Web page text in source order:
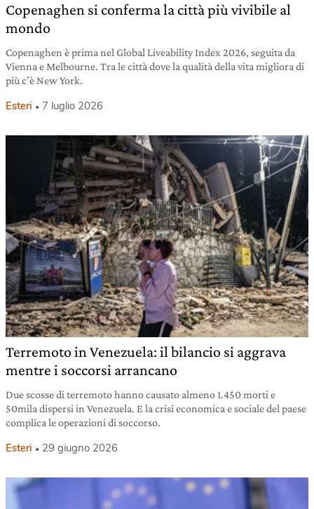
Copenaghen si conferma la città più vivibile al
mondo
Copenaghen è prima nel Global Liveability Index 2026, seguita da
Vienna e Melbourne. Tra le città dove la qualità della vita migliora di
più c’è New York.
Esteri 7 luglio 2026
Terremoto in Venezuela: il bilancio si aggrava
mentre i soccorsi arrancano
Due scosse di terremoto hanno causato almeno 1.450 morti e
50mila dispersi in Venezuela. E la crisi economica e sociale del paese
complica le operazioni di soccorso.
Esteri 29 giugno 2026